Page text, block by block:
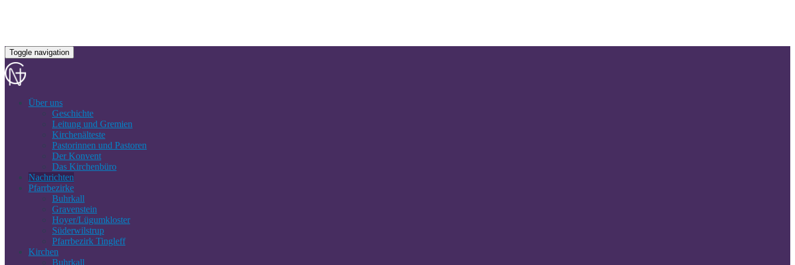
Toggle navigation
Über uns
Geschichte
Leitung und Gremien
Kirchenälteste
Pastorinnen und Pastoren
Der Konvent
Das Kirchenbüro
Nachrichten
Pfarrbezirke
Buhrkall
Gravenstein
Hoyer/Lügumkloster
Süderwilstrup
Pfarrbezirk Tingleff
Kirchen
Buhrkall